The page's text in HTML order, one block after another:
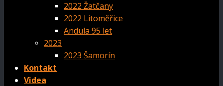
2022 Žatčany
2022 Litoměřice
Andula 95 let
2023
2023 Šamorín
Kontakt
Videa